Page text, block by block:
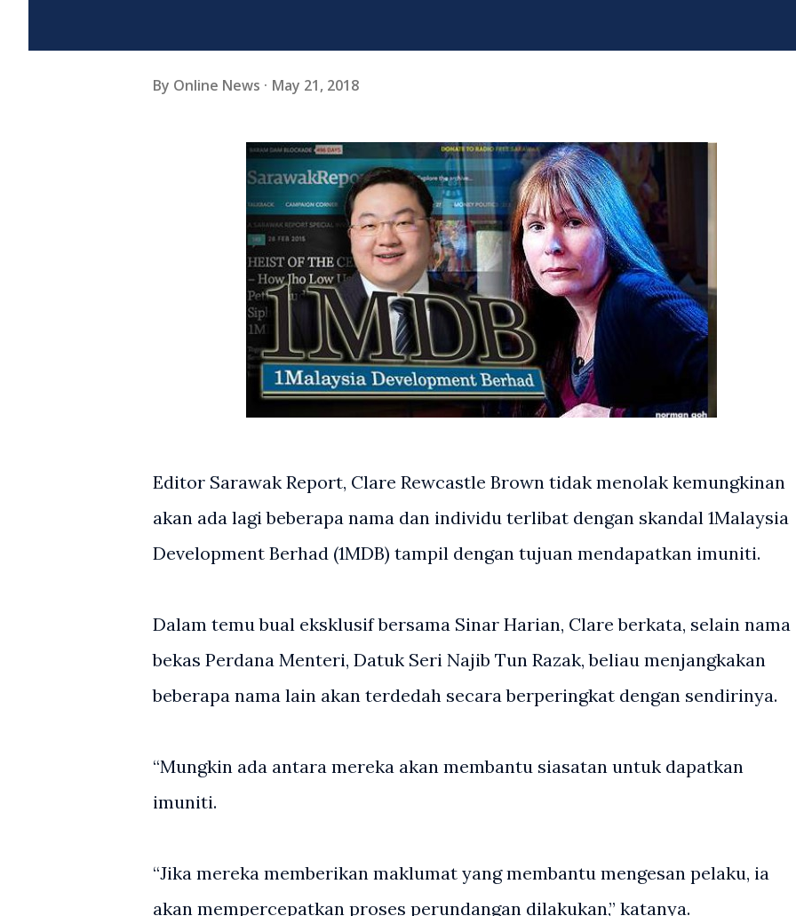
By Online News May 21, 2018
Editor Sarawak Report, Clare Rewcastle Brown tidak menolak kemungkinan
akan ada lagi beberapa nama dan individu terlibat dengan skandal 1Malaysia
Development Berhad (1MDB) tampil dengan tujuan mendapatkan imuniti.
Dalam temu bual eksklusif bersama Sinar Harian, Clare berkata, selain nama
bekas Perdana Menteri, Datuk Seri Najib Tun Razak, beliau menjangkakan
beberapa nama lain akan terdedah secara berperingkat dengan sendirinya.
“Mungkin ada antara mereka akan membantu siasatan untuk dapatkan
imuniti.
“Jika mereka memberikan maklumat yang membantu mengesan pelaku, ia
akan mempercepatkan proses perundangan dilakukan,” katanya.